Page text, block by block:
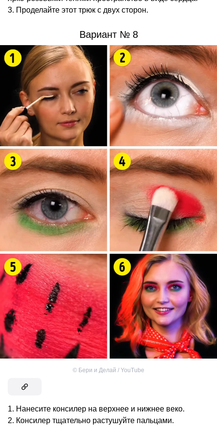
Проделайте этот трюк с двух сторон.
Вариант № 8
© Бери и Делай / YouTube
Нанесите консилер на верхнее и нижнее веко.
Консилер тщательно растушуйте пальцами.